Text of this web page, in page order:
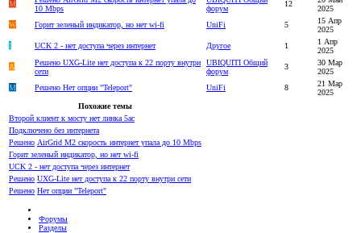
M
10 Mbps
форум
12
2025
W
Горит зеленый индикатор, но нет wi-fi UniFi 5
15 Апр
2025
I
UCK 2 - нет доступа через интернет Другое 1
1 Апр
2025
A
Решено UXG-Lite нет доступа к 22 порту внутри
сети
UBIQUITI Общий
форум
3
30 Мар
2025
M
Решено Нет опции "Teleport" UniFi 8
21 Мар
2025
Похожие темы
Второй клиент к мосту нет линка 5ac
Подключено без интернета
Решено AirGrid M2 скорость интернет упала до 10 Mbps
Горит зеленый индикатор, но нет wi-fi
UCK 2 - нет доступа через интернет
Решено UXG-Lite нет доступа к 22 порту внутри сети
Решено Нет опции "Teleport"
Форумы
Разделы